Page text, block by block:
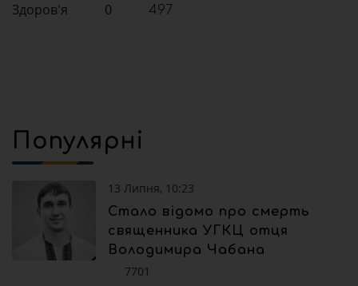
Здоров'я 0 497
Популярні
13 Липня, 10:23
Стало відомо про смерть
священника УГКЦ отця
Володимира Чабана
7701